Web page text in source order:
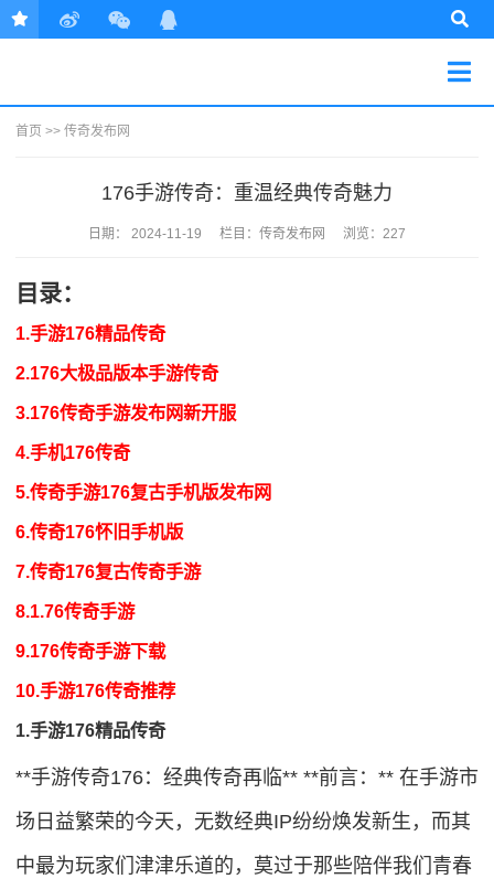
首页 >> 传奇发布网
176手游传奇：重温经典传奇魅力
日期： 2024-11-19 栏目： 传奇发布网 浏览：227
目录：
1.手游176精品传奇
2.176大极品版本手游传奇
3.176传奇手游发布网新开服
4.手机176传奇
5.传奇手游176复古手机版发布网
6.传奇176怀旧手机版
7.传奇176复古传奇手游
8.1.76传奇手游
9.176传奇手游下载
10.手游176传奇推荐
1.手游176精品传奇
**手游传奇176：经典传奇再临** **前言：** 在手游市
场日益繁荣的今天，无数经典IP纷纷焕发新生，而其
中最为玩家们津津乐道的，莫过于那些陪伴我们青春